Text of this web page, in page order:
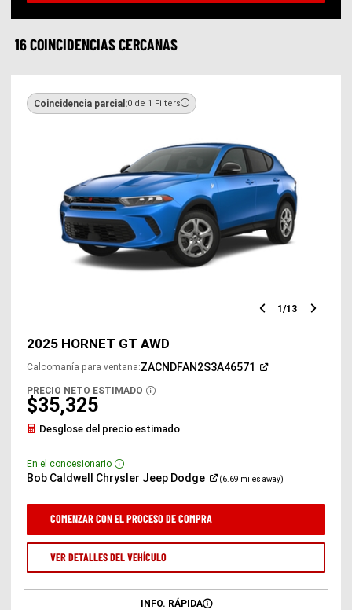
16 COINCIDENCIAS CERCANAS
Coincidencia parcial:0 de 1 Filters
1/13
2025 HORNET GT AWD
Calcomanía para ventana:ZACNDFAN2S3A46571
(Abrir
PRECIO NETO ESTIMADO DISCLOSURE
$35,325
Desglose del precio estimado
En el concesionario Disclosure
Bob Caldwell Chrysler Jeep Dodge
(Abrir
en
(6.69 miles away)
COMENZAR CON EL PROCESO DE COMPRA
VER DETALLES DEL VEHÍCULO
INFO. RÁPIDA